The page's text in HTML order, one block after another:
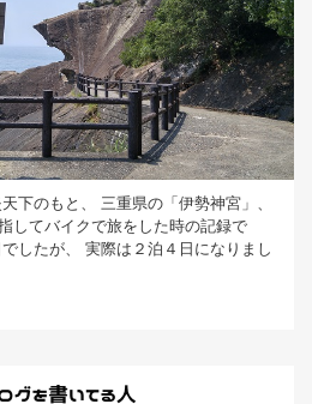
下のもと、 三重県の「伊勢神宮」、
してバイクで旅をした時の記録で
したが、 実際は２泊４日になりまし